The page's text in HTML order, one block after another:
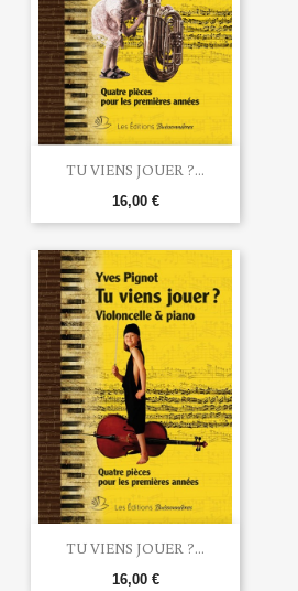
TU VIENS JOUER ?...
16,00 €
TU VIENS JOUER ?...
16,00 €